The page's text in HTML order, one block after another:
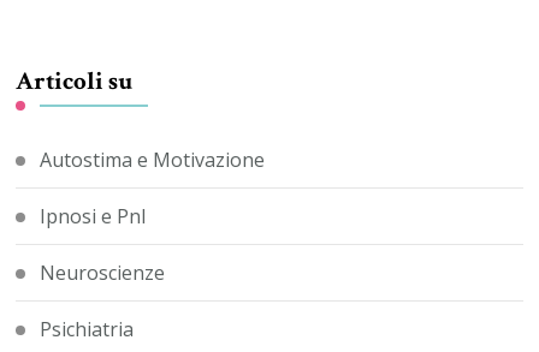
Articoli su
Autostima e Motivazione
Ipnosi e Pnl
Neuroscienze
Psichiatria